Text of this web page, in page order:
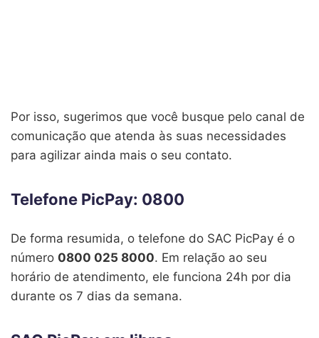
Por isso, sugerimos que você busque pelo canal de
comunicação que atenda às suas necessidades
para agilizar ainda mais o seu contato.
Telefone PicPay: 0800
De forma resumida, o telefone do SAC PicPay é o
número 0800 025 8000. Em relação ao seu
horário de atendimento, ele funciona 24h por dia
durante os 7 dias da semana.